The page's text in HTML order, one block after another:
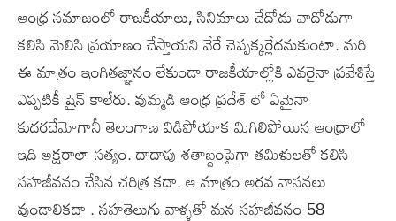
ఆంధ్ర సమాజంలో రాజకీయాలు, సినిమాలు చేదోడు వాదోడుగా
కలిసి మెలిసి ప్రయాణం చేస్తాయని వేరే చెప్పక్కర్లేదనుకుంటా. మరి
ఈ మాత్రం ఇంగితజ్ఞానం లేకుండా రాజకీయాల్లోకి ఎవరైనా ప్రవేశిస్తే
ఎప్పటికీ షైన్ కాలేరు. వుమ్మడి ఆంధ్ర ప్రదేశ్ లో ఏమైనా
కుదరదేమోగానీ తెలంగాణ విడిపోయాక మిగిలిపోయిన ఆంధ్రాలో
ఇది అక్షరాలా సత్యం. దాదాపు శతాబ్దంపైగా తమిళులతో కలిసి
సహజీవనం చేసిన చరిత్ర కదా. ఆ మాత్రం అరవ వాసనలు
వుండాలికదా . సహతెలుగు వాళ్ళతో మన సహజీవనం 58